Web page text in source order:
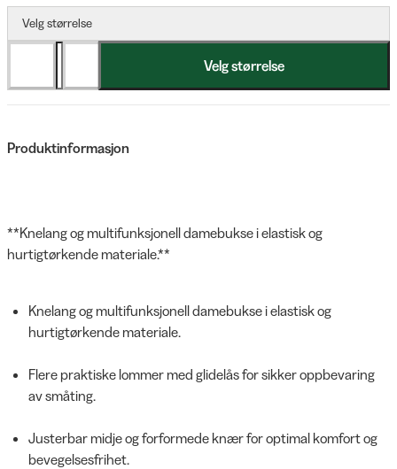
Velg størrelse
Velg størrelse
Produktinformasjon
**Knelang og multifunksjonell damebukse i elastisk og
hurtigtørkende materiale.**
Knelang og multifunksjonell damebukse i elastisk og
hurtigtørkende materiale.
Flere praktiske lommer med glidelås for sikker oppbevaring
av småting.
Justerbar midje og forformede knær for optimal komfort og
bevegelsesfrihet.